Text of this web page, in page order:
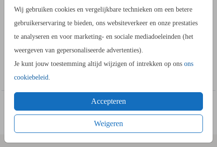
Wij gebruiken cookies en vergelijkbare technieken om een betere
gebruikerservaring te bieden, ons websiteverkeer en onze prestaties
te analyseren en voor marketing- en sociale mediadoeleinden (het
weergeven van gepersonaliseerde advertenties).
Je kunt jouw toestemming altijd wijzigen of intrekken op ons ons
cookiebeleid
Accepteren
Weigeren
OMSCHRIJVING
De Save the Date kaart met takjes wordt op kraftpapier
gedrukt. Je kunt in de kaartopmaker de teksten aanpassen.
HANDIG OM TE WETEN
- Op kraft kan geen folie gedrukt worden.
geven dan op het beeldscherm.
- Bestel altijd een proefdruk om de kaart thuis te bekijken.
HOE WERKT HET?
Toon meer